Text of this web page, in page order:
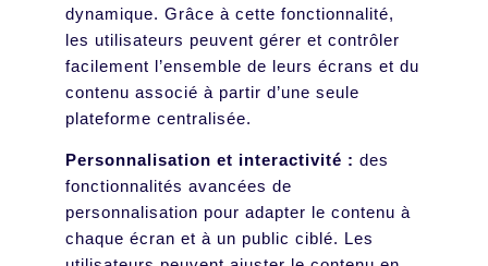
dynamique. Grâce à cette fonctionnalité,
les utilisateurs peuvent gérer et contrôler
facilement l’ensemble de leurs écrans et du
contenu associé à partir d’une seule
plateforme centralisée.
Personnalisation et interactivité : des
fonctionnalités avancées de
personnalisation pour adapter le contenu à
chaque écran et à un public ciblé. Les